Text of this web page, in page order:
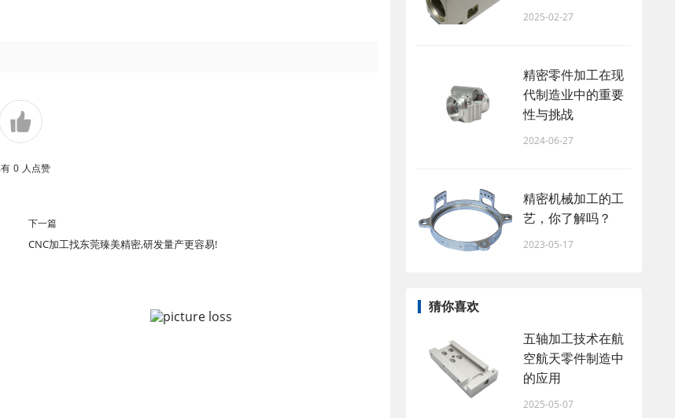
0 人点赞
下一篇
CNC加工找东莞臻美精密,研发量产更容易!
2025-02-27
精密零件加工在现
代制造业中的重要
性与挑战
2024-06-27
精密机械加工的工
艺，你了解吗？
2023-05-17
猜你喜欢
五轴加工技术在航
空航天零件制造中
的应用
2025-05-07